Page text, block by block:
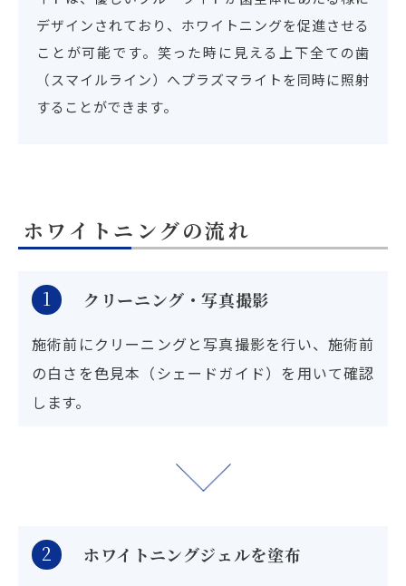
デザインされており、ホワイトニングを促進させる
ことが可能です。笑った時に見える上下全ての歯
（スマイルライン）へプラズマライトを同時に照射
することができます。
ホワイトニングの流れ
1 クリーニング・写真撮影
施術前にクリーニングと写真撮影を行い、施術前
の白さを色見本（シェードガイド）を用いて確認
します。
2 ホワイトニングジェルを塗布